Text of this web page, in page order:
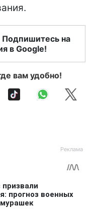
Подпишитесь на
в Google!
вам удобно!